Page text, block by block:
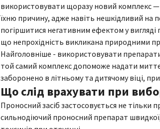
використовувати щоразу новий комплекс —
їхню причину, адже навіть нешкідливий на
погіршитися негативним ефектом у
що непрохідність викликана природними
Найголовніше - використовувати
той самий комплекс допоможе надати
заборонено в літньому та дитячому віці,
Що слід врахувати при
Проносний засіб застосовується не тільки
сильнодіючий проносний препарат